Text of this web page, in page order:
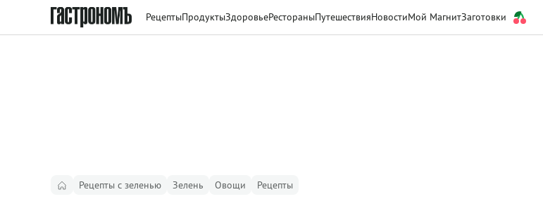
РецептыПродуктыЗдоровьеРестораныПутешествияНовостиМой МагнитЗаготовки
Рецепты с зеленью Зелень Овощи Рецепты